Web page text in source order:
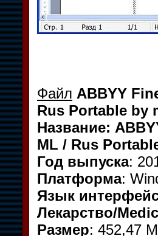
Файл ABBYY
Rus Portable by
Название:
ML / Rus
Год выпуска:
Платформа:
Язык
Лекарство/
Размер: 452,47